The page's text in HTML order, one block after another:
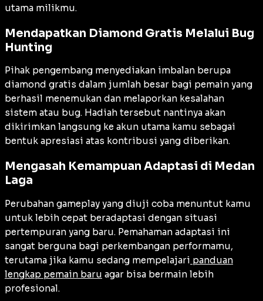
utama milikmu.
Mendapatkan Diamond Gratis Melalui Bug
Hunting
Pihak pengembang menyediakan imbalan berupa
diamond gratis dalam jumlah besar bagi pemain yang
berhasil menemukan dan melaporkan kesalahan
sistem atau bug. Hadiah tersebut nantinya akan
dikirimkan langsung ke akun utama kamu sebagai
bentuk apresiasi atas kontribusi yang diberikan.
Mengasah Kemampuan Adaptasi di Medan
Laga
Perubahan gameplay yang diuji coba menuntut kamu
untuk lebih cepat beradaptasi dengan situasi
pertempuran yang baru. Pemahaman adaptasi ini
sangat berguna bagi perkembangan performamu,
terutama jika kamu sedang mempelajari panduan
lengkap pemain baru agar bisa bermain lebih
profesional.